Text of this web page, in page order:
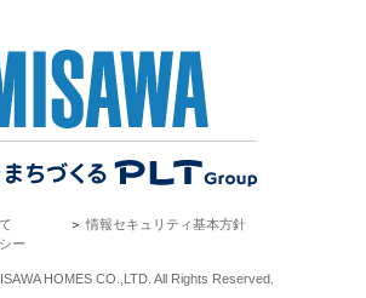
＞情報セキュリティ基本方針
ー
HOMES CO.,LTD. All Rights Reserved.